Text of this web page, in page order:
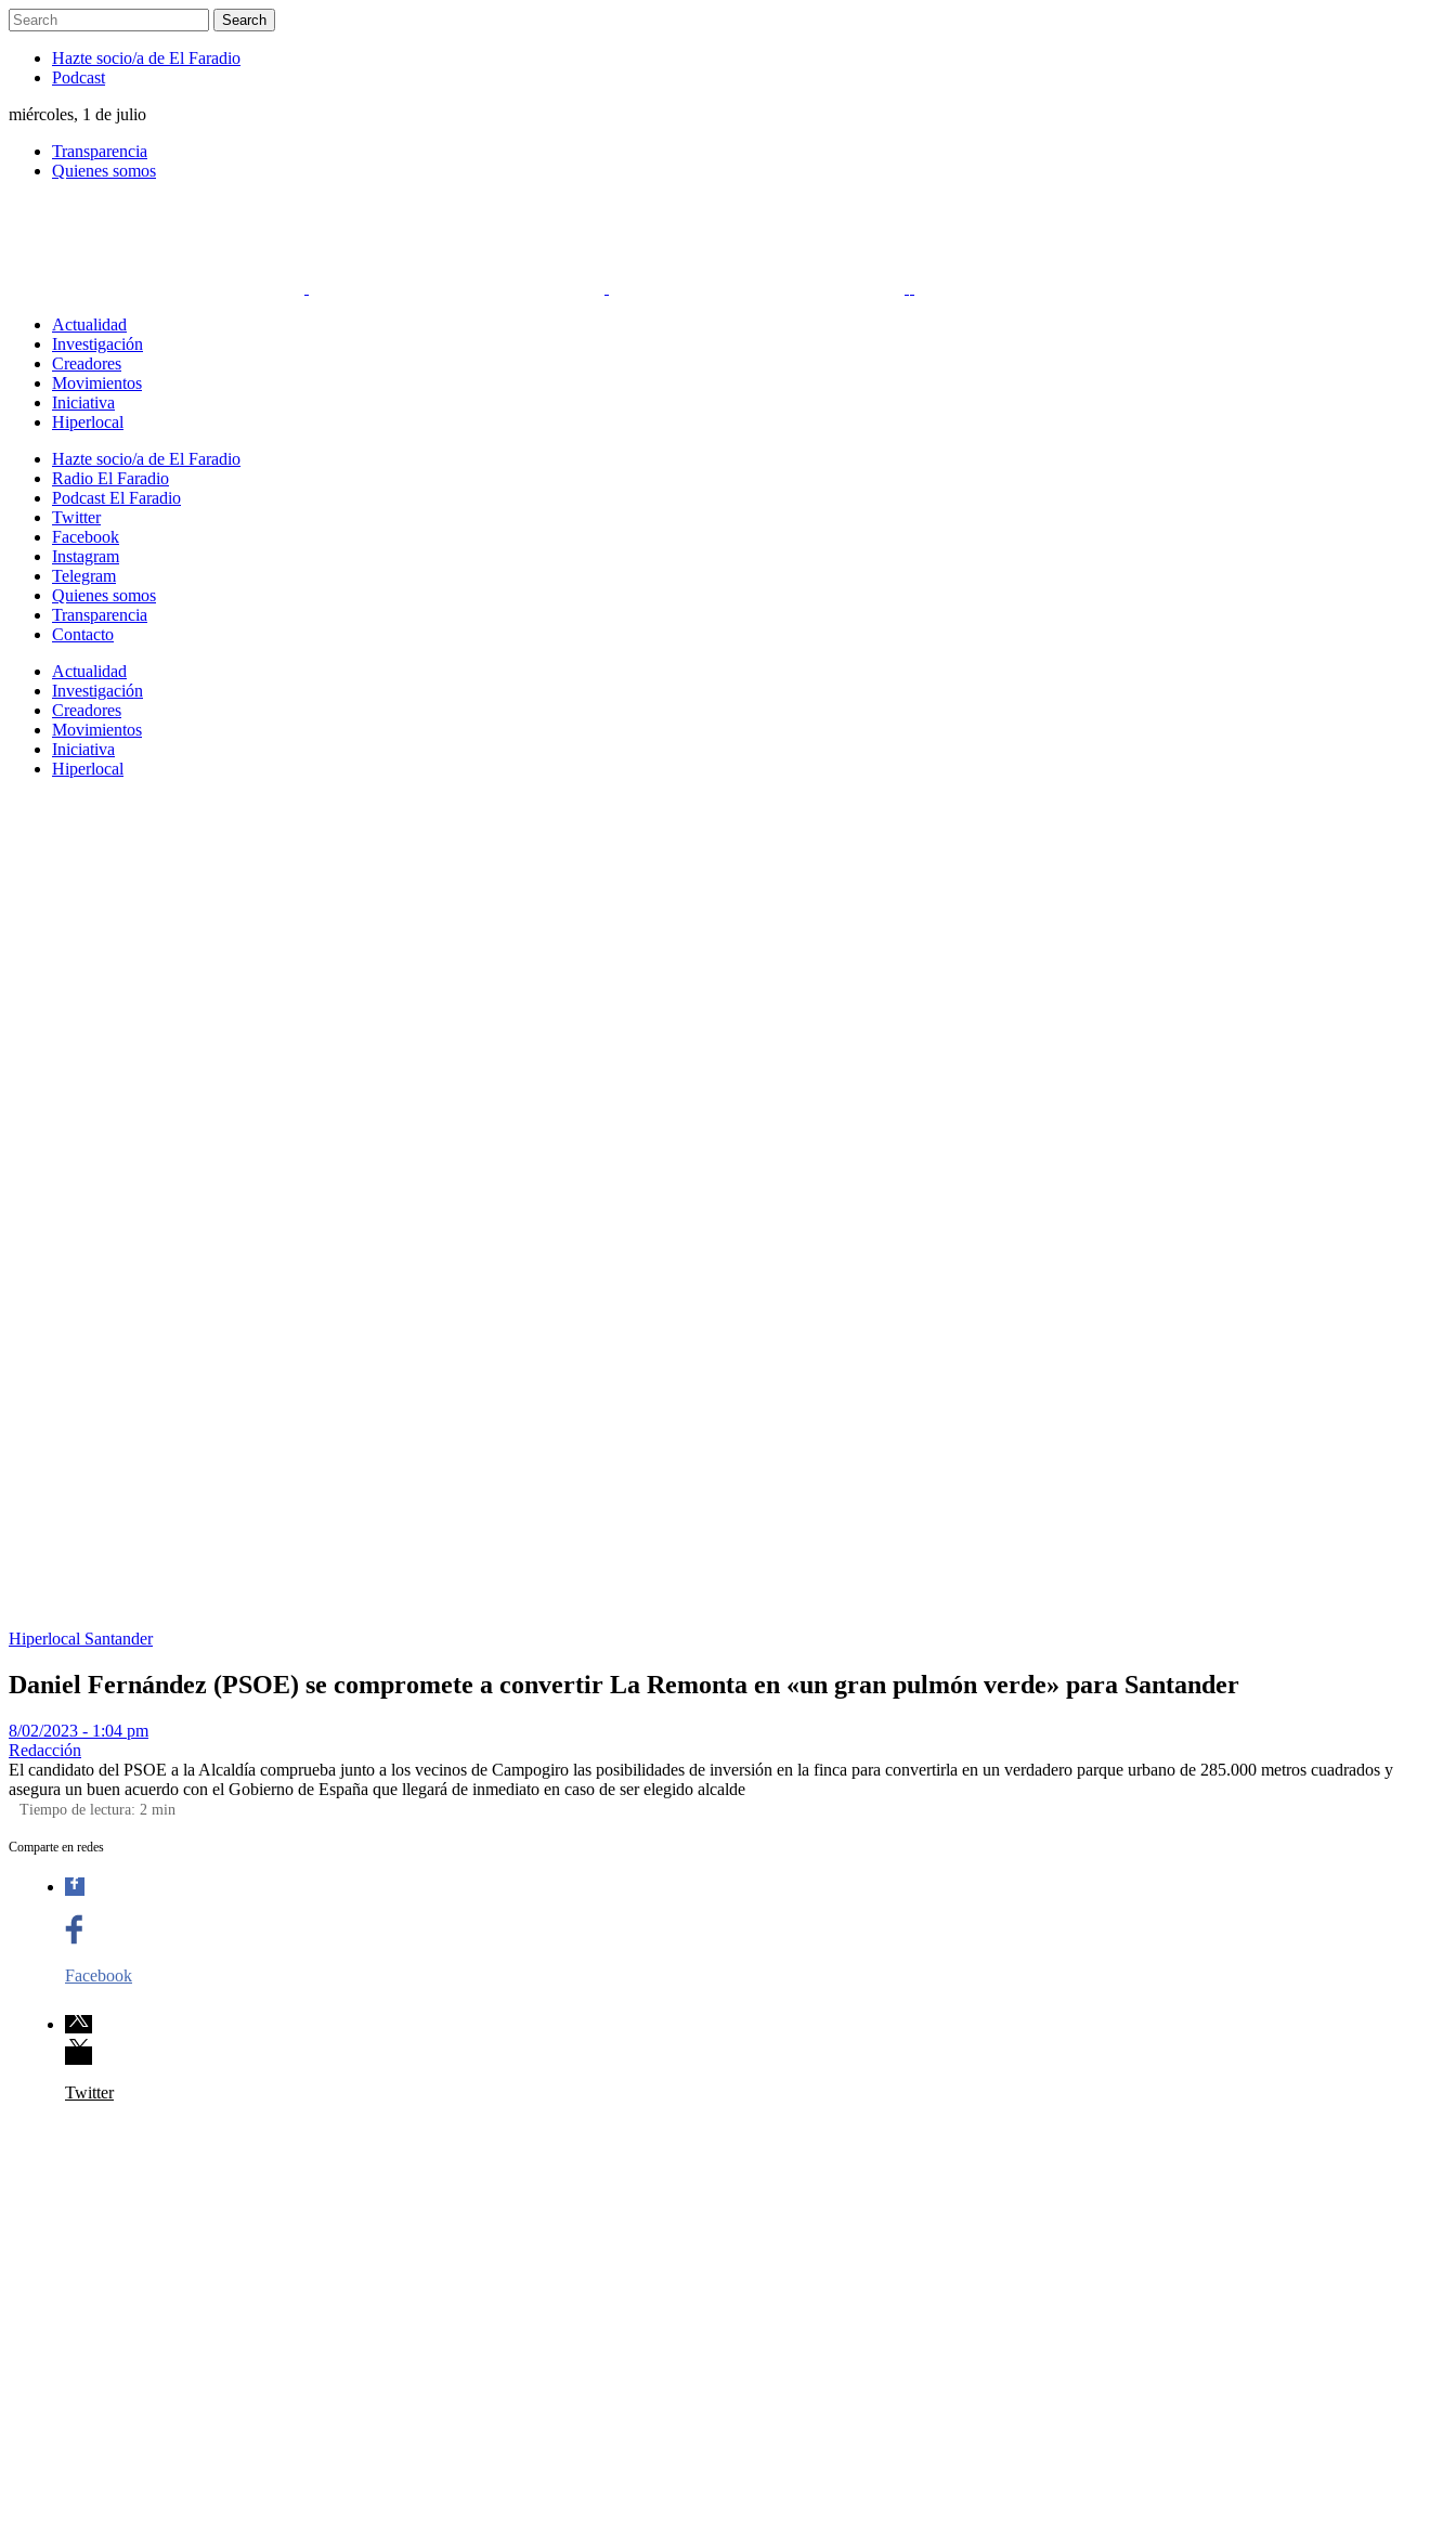
Hazte socio/a de El Faradio
Podcast
miércoles, 1 de julio
Transparencia
Quienes somos
Actualidad
Investigación
Creadores
Movimientos
Iniciativa
Hiperlocal
Hazte socio/a de El Faradio
Radio El Faradio
Podcast El Faradio
Twitter
Facebook
Instagram
Telegram
Quienes somos
Transparencia
Contacto
Actualidad
Investigación
Creadores
Movimientos
Iniciativa
Hiperlocal
Hiperlocal Santander
Daniel Fernández (PSOE) se compromete a convertir La Remonta en «un gran pulmón verde» para Santander
8/02/2023 - 1:04 pm
Redacción
El candidato del PSOE a la Alcaldía comprueba junto a los vecinos de Campogiro las posibilidades de inversión en la finca para convertirla en un verdadero parque urbano de 285.000 metros cuadrados y
asegura un buen acuerdo con el Gobierno de España que llegará de inmediato en caso de ser elegido alcalde
Tiempo de lectura: 2 min
Comparte en redes
Facebook
Twitter